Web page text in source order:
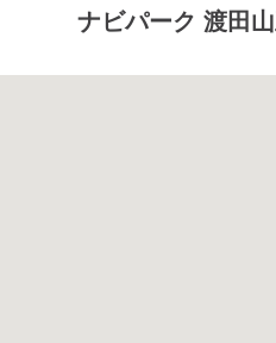
ナビパーク 渡田